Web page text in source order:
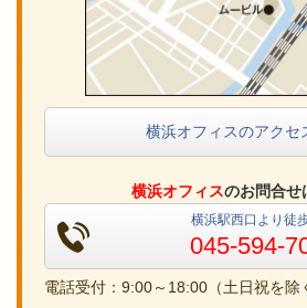
横浜オフィスのアクセ
横浜オフィスのお問合せ
横浜駅西口より徒
045-594-
電話受付：9:00～18:00（土日祝を除